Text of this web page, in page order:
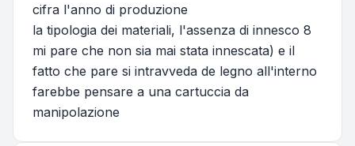
cifra l'anno di produzione
la tipologia dei materiali, l'assenza di innesco 8
mi pare che non sia mai stata innescata) e il
fatto che pare si intravveda de legno all'interno
farebbe pensare a una cartuccia da
manipolazione